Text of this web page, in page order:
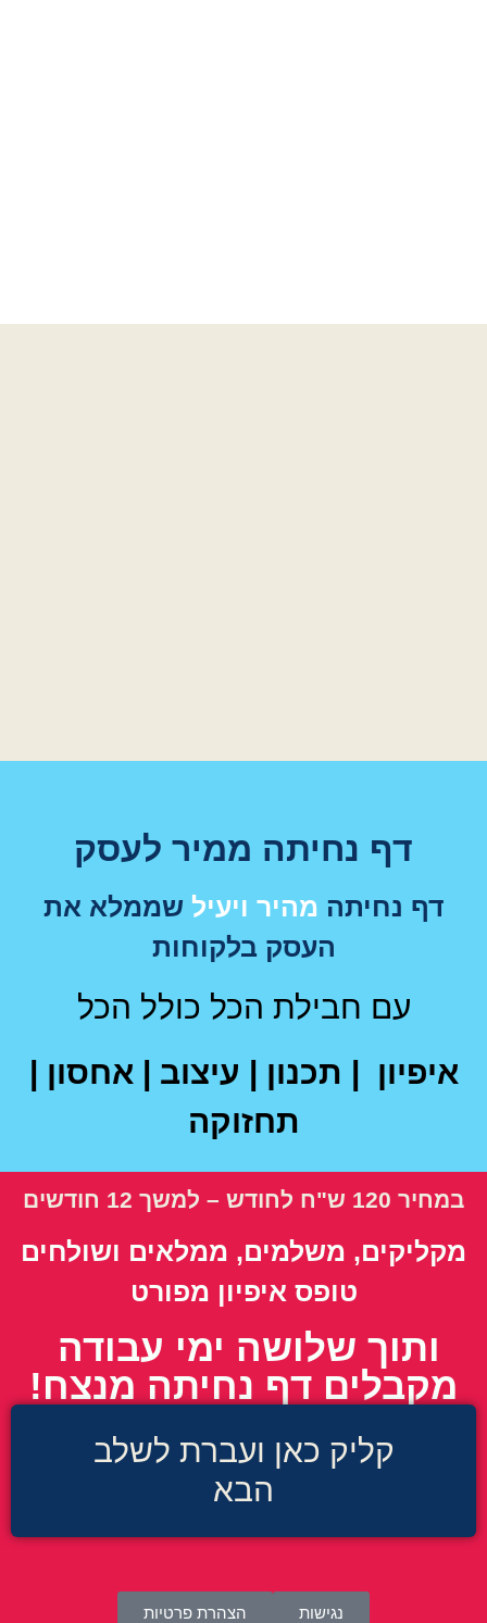
דף נחיתה ממיר לעסק
דף נחיתה מהיר ויעיל שממלא את
העסק בלקוחות
עם חבילת הכל כולל הכל
איפיון | תכנון | עיצוב | אחסון |
תחזוקה
במחיר 120 ש"ח לחודש – למשך 12 חודשים
מקליקים, משלמים, ממלאים ושולחים
טופס איפיון מפורט
ותוך שלושה ימי עבודה
מקבלים דף נחיתה מנצח!
קליק כאן ועברת לשלב
הבא
נגישות הצהרת פרטיות